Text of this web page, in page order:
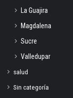
La Guajira
Magdalena
Sucre
Valledupar
salud
Sin categoría